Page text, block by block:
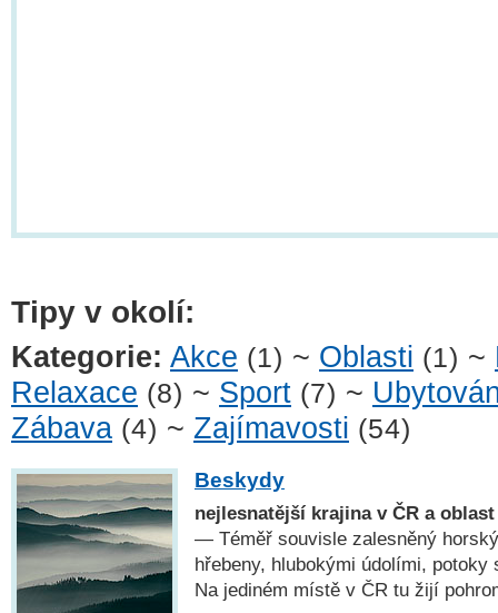
Tipy v okolí:
Kategorie: Akce (1) ~ Oblasti (1) ~
Relaxace (8) ~ Sport (7) ~
Zábava (4) ~ Zajímavosti (54)
Beskydy
nejlesnatější krajina v ČR a
— Téměř souvisle zalesněný
hřebeny, hlubokými údolími, potoky
Na jediném místě v ČR tu žijí